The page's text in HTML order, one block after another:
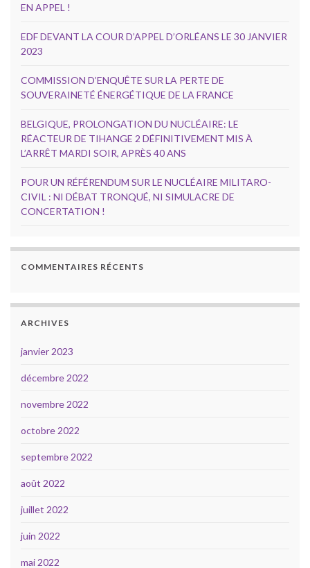
EN APPEL !
EDF DEVANT LA COUR D’APPEL D’ORLÉANS LE 30 JANVIER
2023
COMMISSION D’ENQUÊTE SUR LA PERTE DE
SOUVERAINETÉ ÉNERGÉTIQUE DE LA FRANCE
BELGIQUE, PROLONGATION DU NUCLÉAIRE: LE
RÉACTEUR DE TIHANGE 2 DÉFINITIVEMENT MIS À
L’ARRÊT MARDI SOIR, APRÈS 40 ANS
POUR UN RÉFÉRENDUM SUR LE NUCLÉAIRE MILITARO-
CIVIL : NI DÉBAT TRONQUÉ, NI SIMULACRE DE
CONCERTATION !
COMMENTAIRES RÉCENTS
ARCHIVES
janvier 2023
décembre 2022
novembre 2022
octobre 2022
septembre 2022
août 2022
juillet 2022
juin 2022
mai 2022